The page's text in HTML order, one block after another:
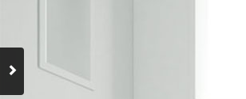
天堂商城